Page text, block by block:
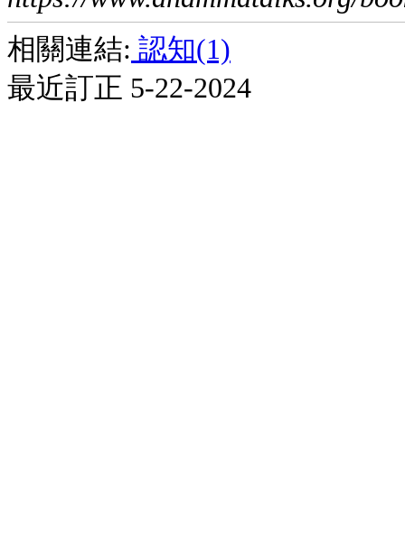
相關連結: 認知(1)
最近訂正 5-22-2024